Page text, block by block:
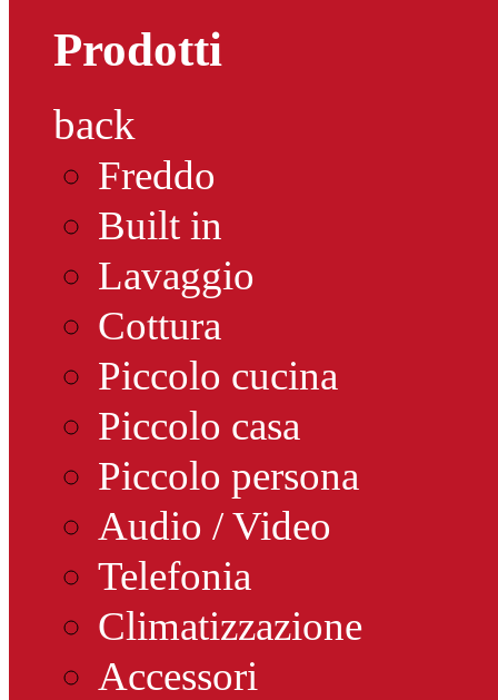
Prodotti
back
Freddo
Built in
Lavaggio
Cottura
Piccolo cucina
Piccolo casa
Piccolo persona
Audio / Video
Telefonia
Climatizzazione
Accessori